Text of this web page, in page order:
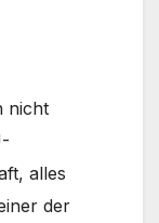
nicht
alles
der